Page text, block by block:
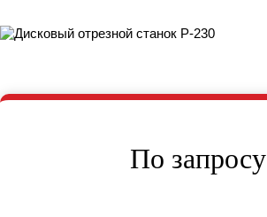
По запросу